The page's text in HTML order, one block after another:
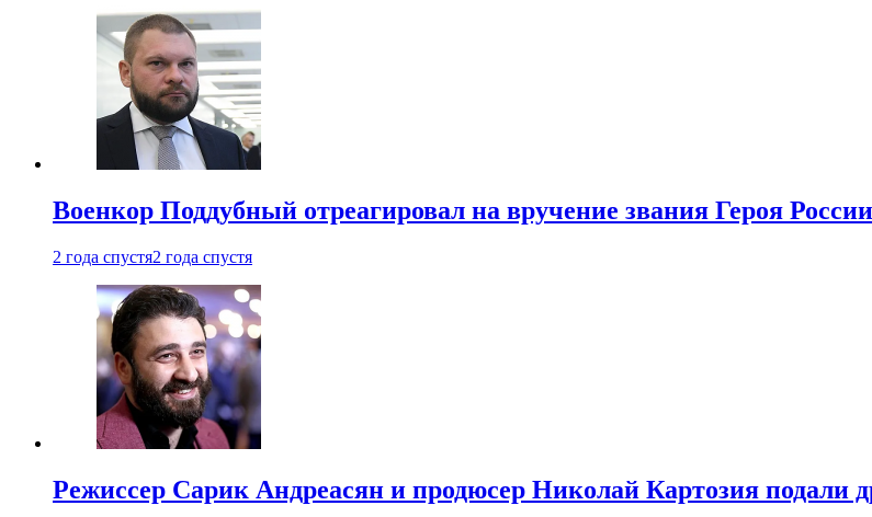
Военкор Поддубный отреагировал на вручение звания Героя России
2 года спустя2 года спустя
Режиссер Сарик Андреасян и продюсер Николай Картозия подали